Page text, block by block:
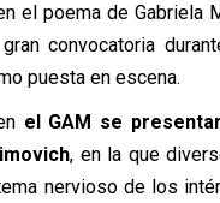
el poema de Gabriela
convocatoria
puesta en escena.
el GAM se
, en la que
nervioso de los